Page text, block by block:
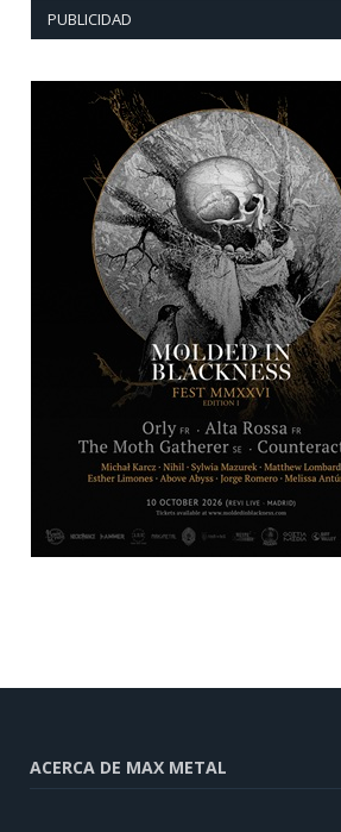
PUBLICIDAD
ACERCA DE MAX METAL